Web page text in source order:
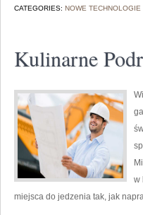
CATEGORIES: NOWE TECHNOLOGIE
Kulinarne
w
miejsca do jedzenia tak, jak